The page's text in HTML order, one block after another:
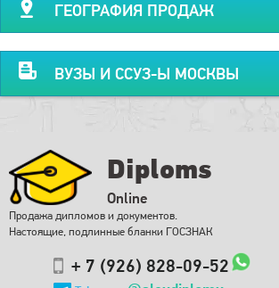
ГЕОГРАФИЯ ПРОДАЖ
ВУЗЫ И ССУЗ-Ы МОСКВЫ
Diploms
Online
Продажа дипломов и документов.
Настоящие, подлинные бланки ГОСЗНАК
+ 7 (926) 828-09-52